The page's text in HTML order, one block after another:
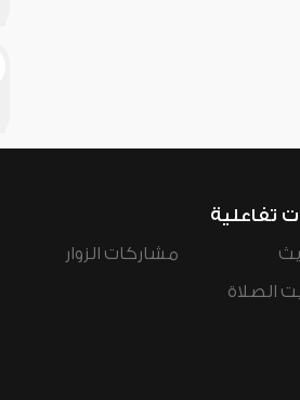
تفاعلية
الصلاة
مشاركات الزوار